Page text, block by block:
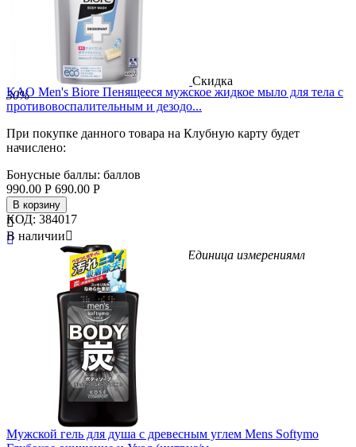
Скидка
30%
KAO Men's Biore Пенящееся мужское жидкое мыло для тела с
противовоспалительным и дезодо...
При покупке данного товара на Клубную карту будет
начислено:
Бонусные баллы: баллов
990.00 Р 690.00 Р
В корзину


Biore Вес/Объем/Кол-во Единица измерениямл
КОД: 384017
В наличии
Мужской гель для душа c древесным углем Mens Softymo